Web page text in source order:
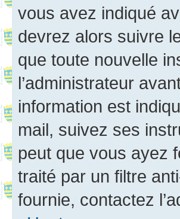
vous avez indiqué
devrez alors suivre
que toute nouvelle
l’administrateur
information est
mail, suivez ses
peut que vous ayez
traité par un filtre
fournie, contactez